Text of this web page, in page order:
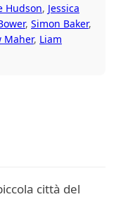
Hudson, Jessica
, Simon Baker,
Maher, Liam
città del